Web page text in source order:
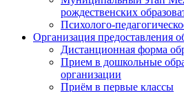
рождественских
Психолого-
Организация предоставления
Дистанционная форма
Прием в дошкольные
организации
Приём в первые классы